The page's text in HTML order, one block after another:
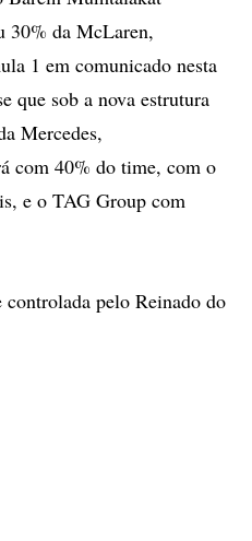
30% da McLaren,
1 em comunicado nesta
que sob a nova estrutura
Mercedes,
com 40% do time, com o
e o TAG Group com
pelo Reinado do